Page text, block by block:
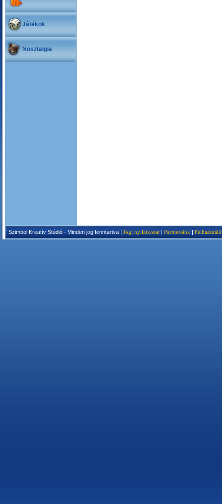
Játékok
Nosztalgia
Szimbol Kreatív Stúdió - Minden jog fenntartva | Jogi nyilatkozat | Partnereink |